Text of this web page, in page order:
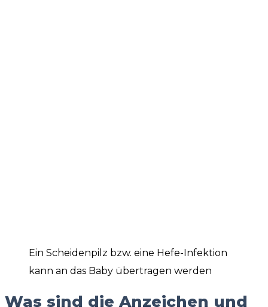
Ein Scheidenpilz bzw. eine Hefe-Infektion
kann an das Baby übertragen werden
Was sind die Anzeichen und